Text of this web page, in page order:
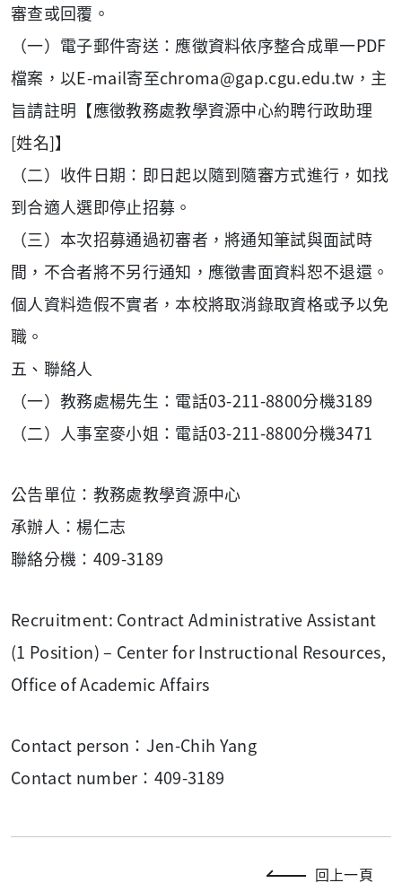
審查或回覆。
（一）電子郵件寄送：應徵資料依序整合成單一PDF
檔案，以E-mail寄至chroma@gap.cgu.edu.tw，主
旨請註明【應徵教務處教學資源中心約聘行政助理
[姓名]】
（二）收件日期：即日起以隨到隨審方式進行，如找
到合適人選即停止招募。
（三）本次招募通過初審者，將通知筆試與面試時
間，不合者將不另行通知，應徵書面資料恕不退還。
個人資料造假不實者，本校將取消錄取資格或予以免
職。
五、聯絡人
（一）教務處楊先生：電話03-211-8800分機3189
（二）人事室麥小姐：電話03-211-8800分機3471
公告單位：教務處教學資源中心
承辦人：楊仁志
聯絡分機：409-3189
Recruitment: Contract Administrative Assistant
(1 Position) – Center for Instructional Resources,
Office of Academic Affairs
Contact person：Jen-Chih Yang
Contact number：409-3189
回上一頁